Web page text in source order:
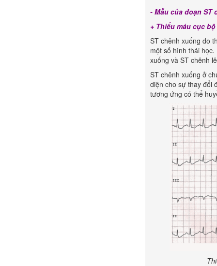
- Mẫu của đoạn ST
+ Thiếu máu cục
ST chênh xuống do
một số hình thái
xuống và ST chênh
ST chênh xuống ở
diện cho sự thay đổi
tương ứng có thể